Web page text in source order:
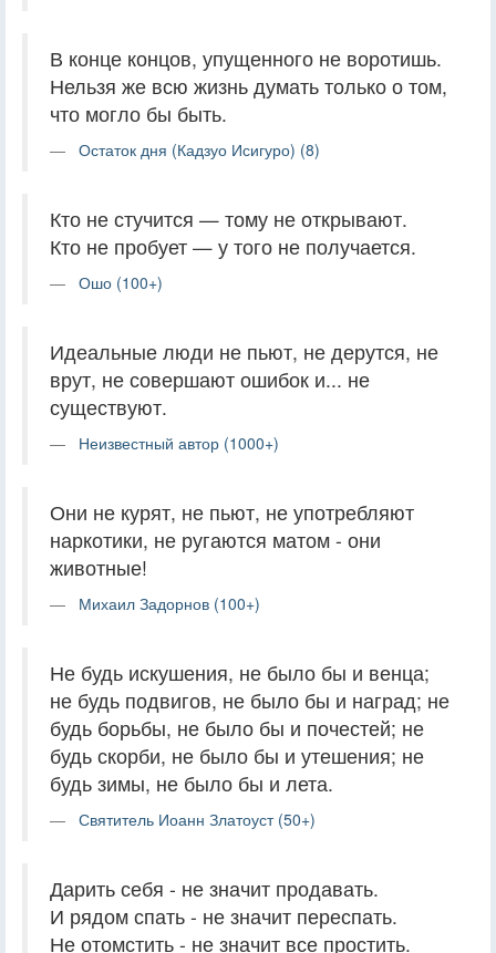
В конце концов, упущенного не воротишь.
Нельзя же всю жизнь думать только о том,
что могло бы быть.
Остаток дня (Кадзуо Исигуро) (8)
Кто не стучится — тому не открывают.
Кто не пробует — у того не получается.
Ошо (100+)
Идеальные люди не пьют, не дерутся, не
врут, не совершают ошибок и... не
существуют.
Неизвестный автор (1000+)
Они не курят, не пьют, не употребляют
наркотики, не ругаются матом - они
животные!
Михаил Задорнов (100+)
Не будь искушения, не было бы и венца;
не будь подвигов, не было бы и наград; не
будь борьбы, не было бы и почестей; не
будь скорби, не было бы и утешения; не
будь зимы, не было бы и лета.
Святитель Иоанн Златоуст (50+)
Дарить себя - не значит продавать.
И рядом спать - не значит переспать.
Не отомстить - не значит все простить.